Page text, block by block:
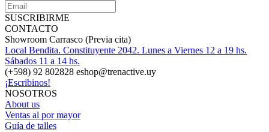
SUSCRIBIRME
CONTACTO
Showroom Carrasco (Previa cita)
Local Bendita. Constituyente 2042. Lunes a Viernes 12 a 19 hs.
Sábados 11 a 14 hs.
(+598) 92 802828 eshop@trenactive.uy
¡Escribinos!
NOSOTROS
About us
Ventas al por mayor
Guía de talles